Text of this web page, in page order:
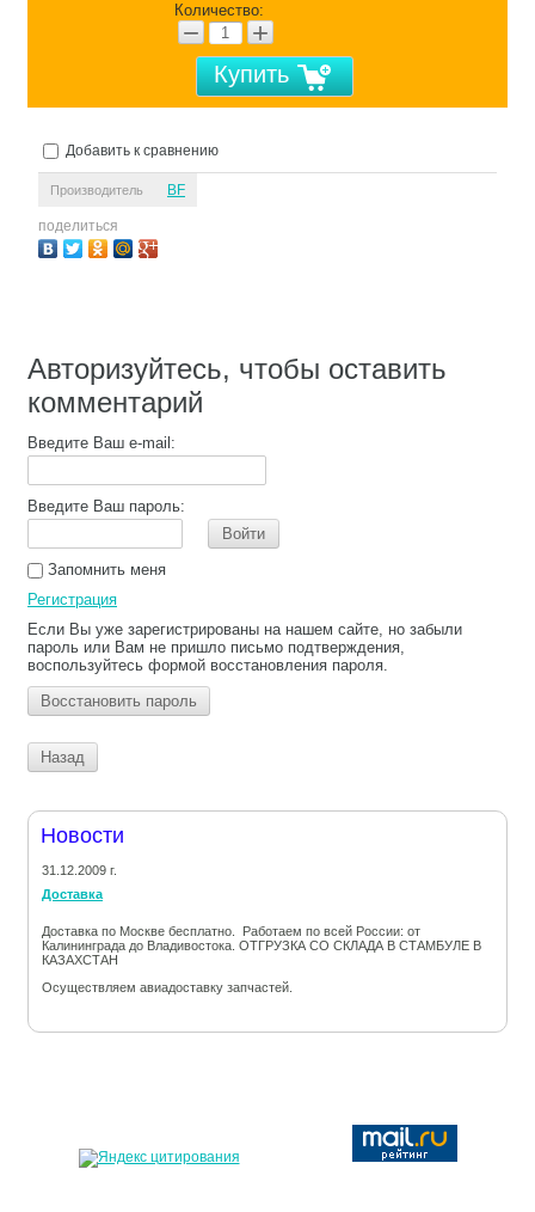
Новости
31.12.2009 г.
Доставка
Доставка по Москве бесплатно. Работаем по всей России: от
Калининграда до Владивостока. ОТГРУЗКА СО СКЛАДА В СТАМБУЛЕ В
КАЗАХСТАН
Осуществляем авиадоставку запчастей.
Количество:
− +
Купить
Добавить к сравнению
Производитель BF
поделиться
Авторизуйтесь, чтобы оставить
комментарий
Введите Ваш e-mail:
Введите Ваш пароль:
Войти
Запомнить меня
Регистрация
Если Вы уже зарегистрированы на нашем сайте, но забыли
пароль или Вам не пришло письмо подтверждения,
воспользуйтесь формой восстановления пароля.
Восстановить пароль
Назад